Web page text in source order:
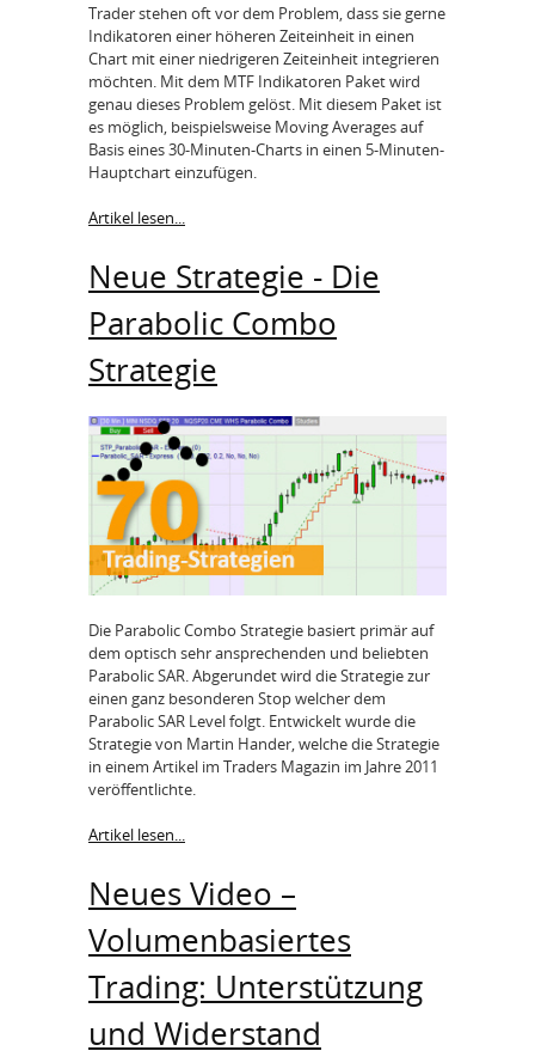
Trader stehen oft vor dem Problem, dass sie gerne
Indikatoren einer höheren Zeiteinheit in einen
Chart mit einer niedrigeren Zeiteinheit integrieren
möchten. Mit dem MTF Indikatoren Paket wird
genau dieses Problem gelöst. Mit diesem Paket ist
es möglich, beispielsweise Moving Averages auf
Basis eines 30-Minuten-Charts in einen 5-Minuten-
Hauptchart einzufügen.
Artikel lesen...
Neue Strategie - Die
Parabolic Combo
Strategie
Die Parabolic Combo Strategie basiert primär auf
dem optisch sehr ansprechenden und beliebten
Parabolic SAR. Abgerundet wird die Strategie zur
einen ganz besonderen Stop welcher dem
Parabolic SAR Level folgt. Entwickelt wurde die
Strategie von Martin Hander, welche die Strategie
in einem Artikel im Traders Magazin im Jahre 2011
veröffentlichte.
Artikel lesen...
Neues Video –
Volumenbasiertes
Trading: Unterstützung
und Widerstand